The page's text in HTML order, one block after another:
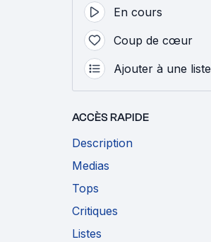
En cours
Coup de cœur
Ajouter à une liste
ACCÈS RAPIDE
Description
Medias
Tops
Critiques
Listes